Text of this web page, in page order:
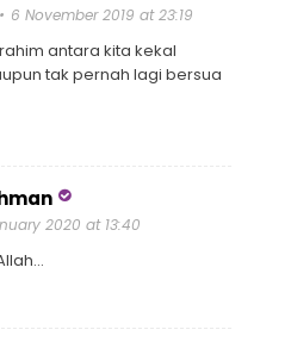
6 November 2019 at 23:19
antara kita kekal
tak pernah lagi bersua
2020 at 13:40